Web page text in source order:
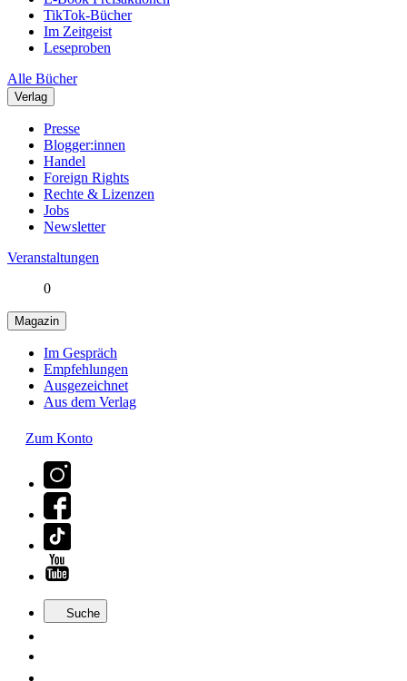
TikTok-Bücher
Im Zeitgeist
Leseproben
Alle Bücher
Verlag
Presse
Blogger:innen
Handel
Foreign Rights
Rechte & Lizenzen
Jobs
Newsletter
Veranstaltungen
0
Magazin
Im Gespräch
Empfehlungen
Ausgezeichnet
Aus dem Verlag
Zum Konto
Suche